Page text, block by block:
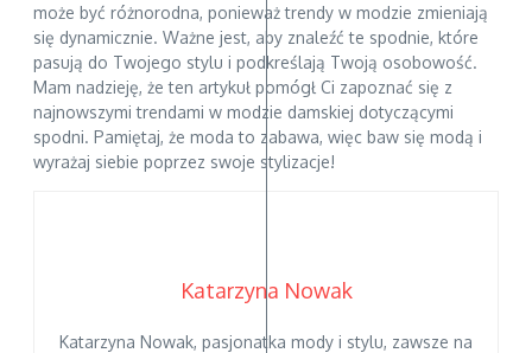
może być różnorodna, ponieważ trendy w modzie zmieniają
się dynamicznie. Ważne jest, aby znaleźć te spodnie, które
pasują do Twojego stylu i podkreślają Twoją osobowość.
Mam nadzieję, że ten artykuł pomógł Ci zapoznać się z
najnowszymi trendami w modzie damskiej dotyczącymi
spodni. Pamiętaj, że moda to zabawa, więc baw się modą i
wyrażaj siebie poprzez swoje stylizacje!
Katarzyna Nowak
Katarzyna Nowak, pasjonatka mody i stylu, zawsze na